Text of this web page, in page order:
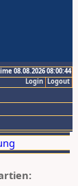
08.08.2026 08:00:44
Logout
Login